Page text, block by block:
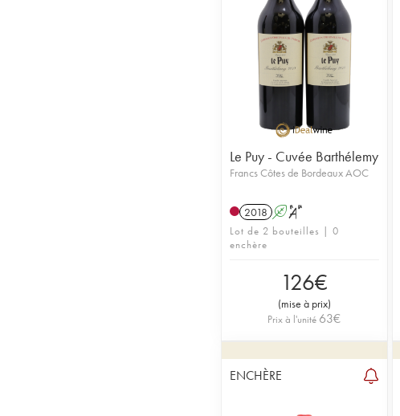
Le Puy - Cuvée Barthélemy
Francs Côtes de Bordeaux AOC
2018 A S
Lot de 2 bouteilles | 0
enchère
126€
(mise à prix)
Prix à l'unité 63€
ENCHÈRE